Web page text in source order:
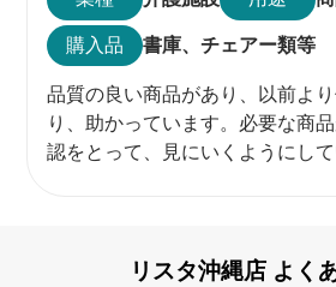
購入品 書庫、チェアー類等
品質の良い商品があり、以前よ
り、助かっています。必要な商
認をとって、見にいくようにして
リスタ沖縄店 よく